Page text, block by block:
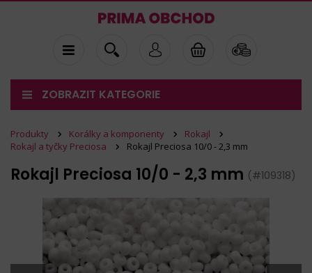
ZOBRAZIT KATEGORIE
Produkty Korálky a komponenty
Rokajl
Rokajl a tyčky Preciosa
Rokajl Preciosa 10/0 - 2,3 mm
Rokajl Preciosa 10/0 - 2,3 mm (#109318)